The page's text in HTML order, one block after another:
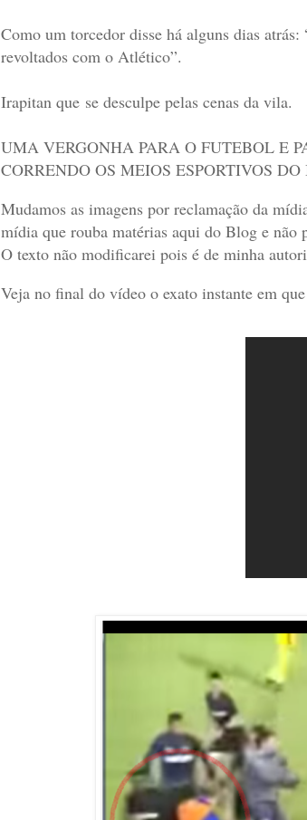
Como um torcedor disse há alguns dias
revoltados com o Atlético”.
Irapitan que se desculpe pelas cenas da vila.
UMA VERGONHA PARA O FUTEBOL E
CORRENDO OS MEIOS ESPORTIVOS
Mudamos as imagens por reclamação da
mídia que rouba matérias aqui do Blog e não
O texto não modificarei pois é de minha
Veja no final do vídeo o exato instante em